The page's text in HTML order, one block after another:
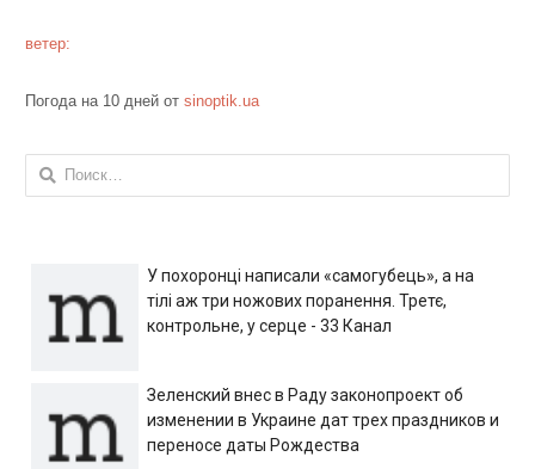
ветер:
Погода на 10 дней от sinoptik.ua
Найти:
У похоронці написали «самогубець», а на
тілі аж три ножових поранення. Третє,
контрольне, у серце - 33 Канал
Зеленский внес в Раду законопроект об
изменении в Украине дат трех праздников и
переносе даты Рождества